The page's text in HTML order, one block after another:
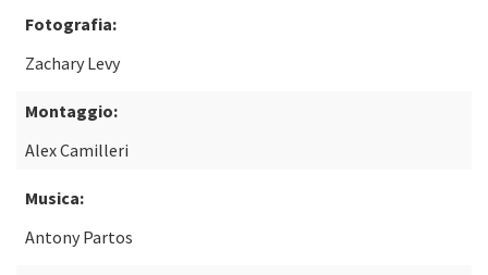
Fotografia:
Zachary Levy
Montaggio:
Alex Camilleri
Musica:
Antony Partos